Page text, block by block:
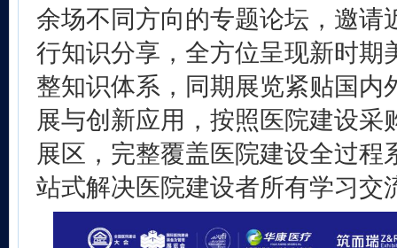
余场不同方向的专题论坛，邀请
行知识分享，全方位呈现新时期
整知识体系，同期展览紧贴国内
展与创新应用，按照医院建设采
展区，完整覆盖医院建设全过程
站式解决医院建设者所有学习交